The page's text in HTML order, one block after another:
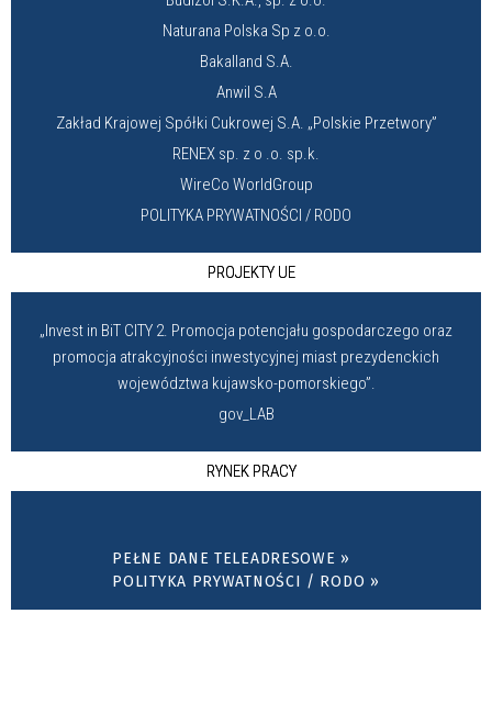
Naturana Polska Sp z o.o.
Bakalland S.A.
Anwil S.A
Zakład Krajowej Spółki Cukrowej S.A. „Polskie Przetwory”
RENEX sp. z o .o. sp.k.
WireCo WorldGroup
POLITYKA PRYWATNOŚCI / RODO
PROJEKTY UE
„Invest in BiT CITY 2. Promocja potencjału gospodarczego oraz
promocja atrakcyjności inwestycyjnej miast prezydenckich
województwa kujawsko-pomorskiego”.
gov_LAB
RYNEK PRACY
PEŁNE DANE TELEADRESOWE »
POLITYKA PRYWATNOŚCI / RODO »